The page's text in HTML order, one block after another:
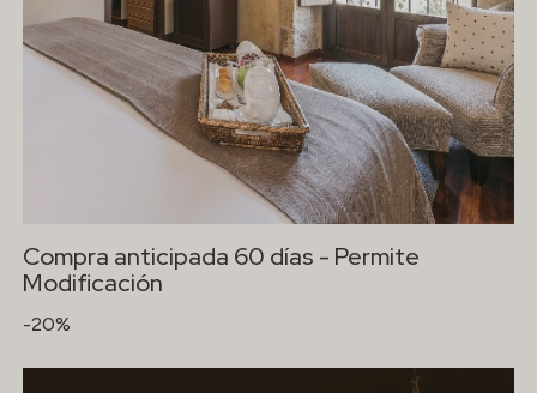
Compra anticipada 60 días - Permite
Modificación
-20%